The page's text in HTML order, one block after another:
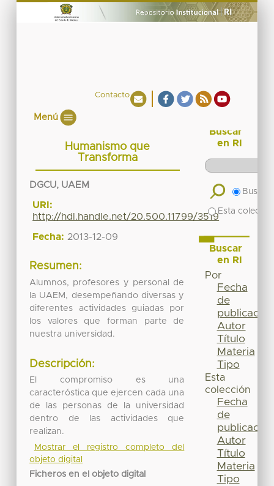
Contacto
Menú
Humanismo que
Transforma
DGCU, UAEM
URI:
http://hdl.handle.net/20.500.11799/3519
Fecha: 2013-12-09
Resumen:
Alumnos, profesores y personal de
la UAEM, desempeñando diversas y
diferentes actividades guiadas por
los valores que forman parte de
nuestra universidad.
Descripción:
El compromiso es una
caracteróstica que ejercen cada una
de las personas de la universidad
dentro de las actividades que
realizan.
Mostrar el registro completo del
objeto digital
Ficheros en el objeto digital
Buscar
en RI
Buscar
Esta
Buscar
en RI
Por
Fecha
de
publicación
Autor
Título
Materia
Tipo
Esta
colección
Fecha
de
publicación
Autor
Título
Materia
Tipo